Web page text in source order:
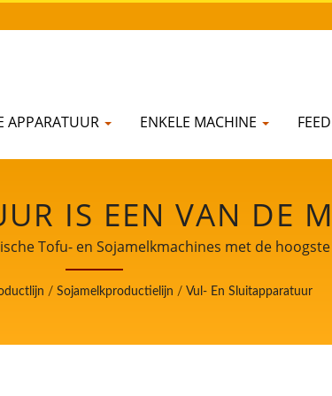
APPARATUUR ENKELE MACHINE
IS EEN VAN DE
/ LEIDER VAN DE
MET DE
Tofu- en Sojamelkmachines met de
/ Sojamelkproductielijn / Vul- En Sluitapparatuur